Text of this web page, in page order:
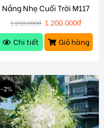
Nắng Nhẹ Cuối Trời M117
1.250.000₫ 1.200.000₫
Chi tiết
Giỏ hàng
-2%